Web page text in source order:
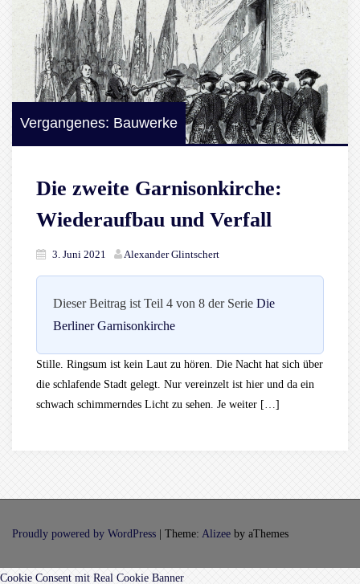
Vergangenes: Bauwerke
Die zweite Garnisonkirche:
Wiederaufbau und Verfall
3. Juni 2021 Alexander Glintschert
Dieser Beitrag ist Teil 4 von 8 der Serie Die
Berliner Garnisonkirche
Stille. Ringsum ist kein Laut zu hören. Die Nacht hat sich über
die schlafende Stadt gelegt. Nur vereinzelt ist hier und da ein
schwach schimmerndes Licht zu sehen. Je weiter […]
Proudly powered by WordPress Theme: Alizee by aThemes
Cookie Consent mit Real Cookie Banner